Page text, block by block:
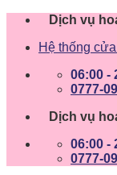
Skip
content
Dịch vụ
Hệ thống
06:00 -
0777-
Dịch vụ
06:00 -
0777-